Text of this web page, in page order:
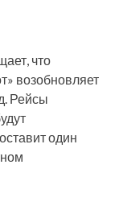
что
возобновляет
Рейсы
один